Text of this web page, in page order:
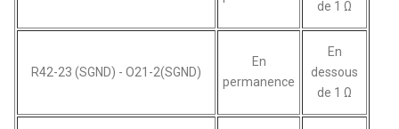
de 1 Ω
R42-23 (SGND) - O21-2(SGND)
En
permanence
En
dessous
de 1 Ω